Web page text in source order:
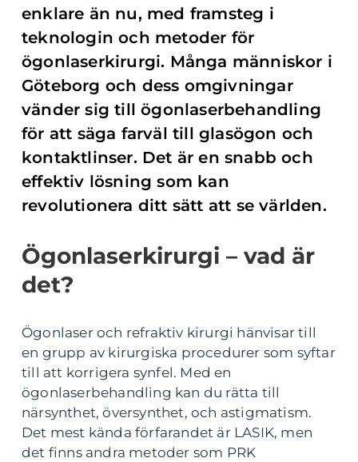
enklare än nu, med framsteg i
teknologin och metoder för
ögonlaserkirurgi. Många människor i
Göteborg och dess omgivningar
vänder sig till ögonlaserbehandling
för att säga farväl till glasögon och
kontaktlinser. Det är en snabb och
effektiv lösning som kan
revolutionera ditt sätt att se världen.
Ögonlaserkirurgi – vad är
det?
Ögonlaser och refraktiv kirurgi hänvisar till
en grupp av kirurgiska procedurer som syftar
till att korrigera synfel. Med en
ögonlaserbehandling kan du rätta till
närsynthet, översynthet, och astigmatism.
Det mest kända förfarandet är LASIK, men
det finns andra metoder som PRK